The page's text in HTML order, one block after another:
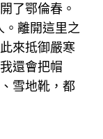
了鄂倫春。
。離開這里之
來抵御嚴寒
還會把帽
雪地靴，都